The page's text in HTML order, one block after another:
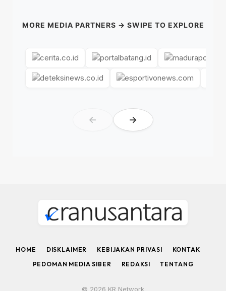
MORE MEDIA PARTNERS → SWIPE TO EXPLORE
← →
HOME DISKLAIMER KEBIJAKAN PRIVASI
KONTAK
PEDOMAN MEDIA SIBER
REDAKSI TENTANG
© 2026 KR Network